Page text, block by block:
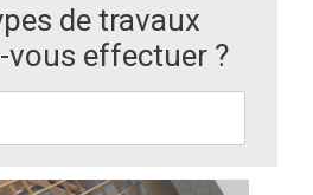
de travaux
effectuer ?